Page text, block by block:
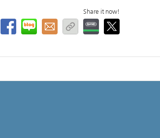
Share it now!